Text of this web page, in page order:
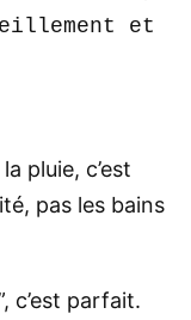
et
pluie, c’est
pas les bains
c’est parfait.